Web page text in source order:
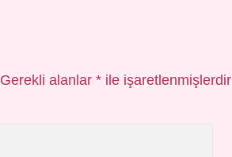
Gerekli alanlar *ile işaretlenmişlerdir